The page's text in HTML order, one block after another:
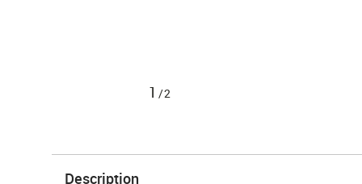
1 /2
Description